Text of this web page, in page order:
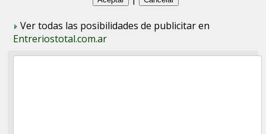
Ver todas las posibilidades de publicitar en
Entreriostotal.com.ar